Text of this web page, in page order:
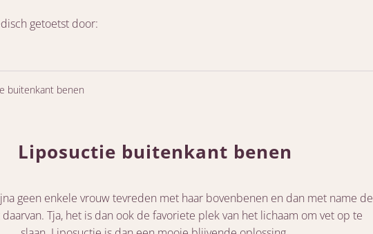
getoetst door:
buitenkant benen
Liposuctie buitenkant benen
geen enkele vrouw tevreden met haar bovenbenen en dan met name de
Tja, het is dan ook de favoriete plek van het lichaam om vet op te